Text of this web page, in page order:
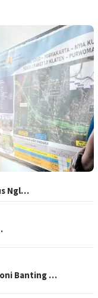
Ngl…
Banting …